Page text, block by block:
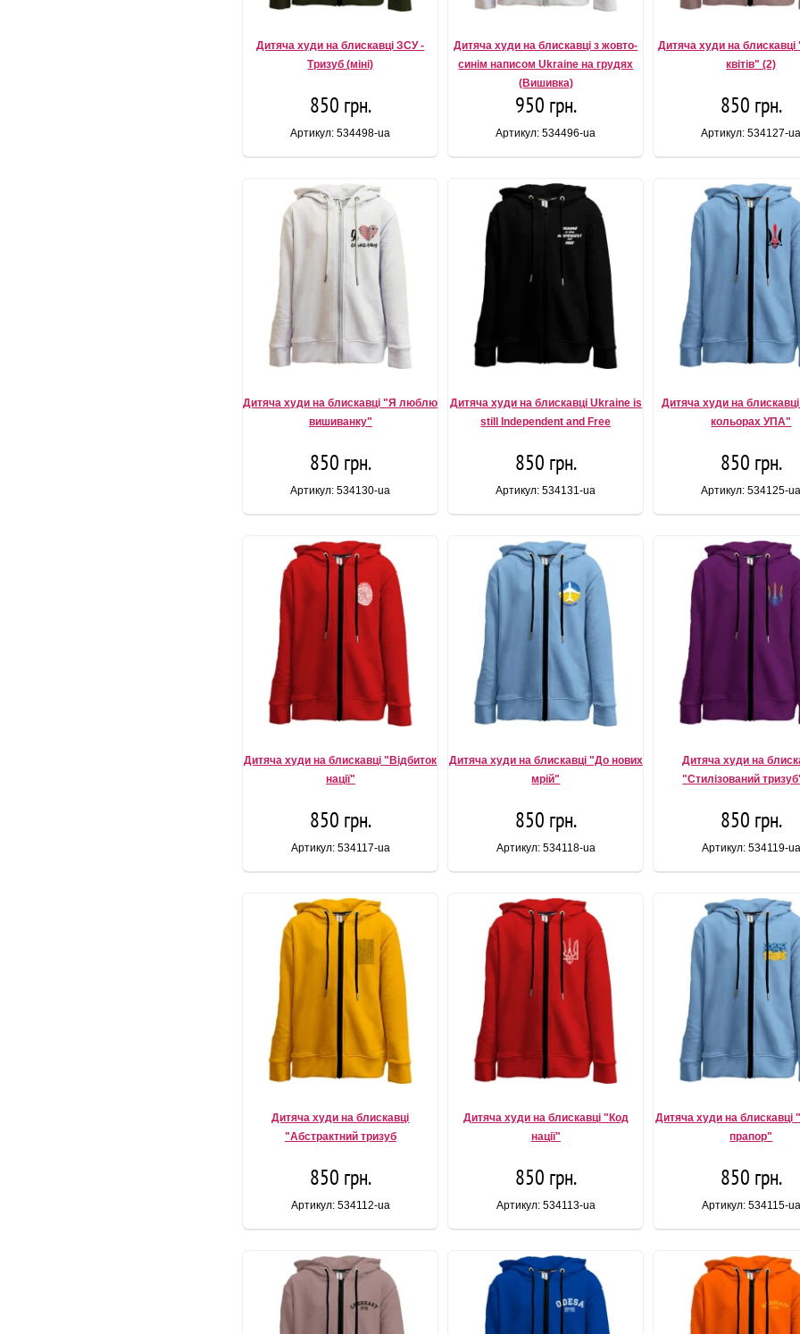
Дитяча худи на блискавці ЗСУ -
Тризуб (міні)
850 грн.
Артикул: 534498-ua
Дитяча худи на блискавці з жовто-
синім написом Ukraine на грудях
(Вишивка)
950 грн.
Артикул: 534496-ua
Дитяча худи на
квітів" (2)
850 грн.
Артикул: 534127-ua
Дитяча худи на блискавці "Я люблю
вишиванку"
850 грн.
Артикул: 534130-ua
Дитяча худи на блискавці Ukraine is
still Independent and Free
850 грн.
Артикул: 534131-ua
Дитяча худи на
кольорах УПА"
850 грн.
Артикул: 534125-ua
Дитяча худи на блискавці "Відбиток
нації"
850 грн.
Артикул: 534117-ua
Дитяча худи на блискавці "До нових
мрiй"
850 грн.
Артикул: 534118-ua
Дитяча худи на
"Стилізований
850 грн.
Артикул: 534119-ua
Дитяча худи на блискавці
"Абстрактний тризуб
850 грн.
Артикул: 534112-ua
Дитяча худи на блискавці "Код
нації"
850 грн.
Артикул: 534113-ua
Дитяча худи на блискавці
прапор"
850 грн.
Артикул: 534115-ua